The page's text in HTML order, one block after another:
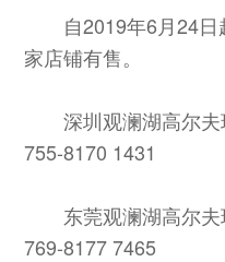
自2019年6月24日
家店铺有售。
深圳观澜湖高尔夫
755-8170 1431
东莞观澜湖高尔夫
769-8177 7465